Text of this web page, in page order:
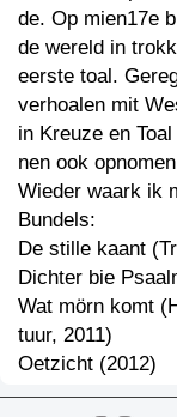
de. Op mien17e
de wereld in
eerste toal.
verhoalen mit
in Kreuze en
nen ook
Wieder waark ik
Bundels:
De stille kaant
Dichter bie
Wat mörn komt
tuur, 2011)
Oetzicht (2012)